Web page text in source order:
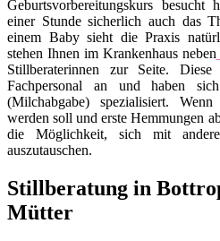
Geburtsvorbereitungskurs besucht
einer Stunde sicherlich auch das
einem Baby sieht die Praxis
stehen Ihnen im Krankenhaus neben
Stillberaterinnen zur Seite. Diese
Fachpersonal an und haben
(Milchabgabe) spezialisiert.
werden soll und erste Hemmungen
die Möglichkeit, sich mit
auszutauschen.
Stillberatung in
Mütter